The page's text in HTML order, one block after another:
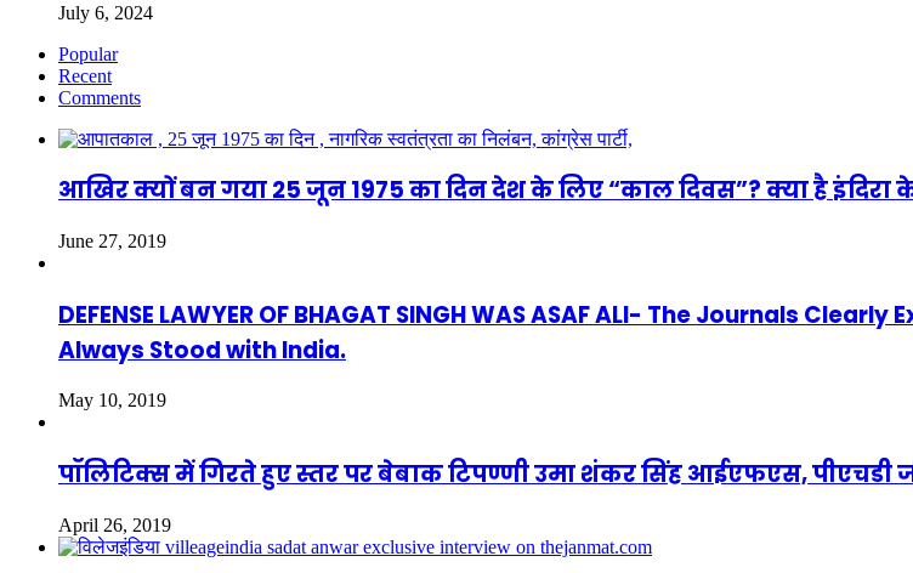
July 6, 2024
Popular
Recent
Comments
आखिर क्यों बन गया 25 जून 1975 का दिन देश के लिए “काल दिवस”? क्या है इंदिरा
June 27, 2019
DEFENSE LAWYER OF BHAGAT SINGH WAS ASAF ALI- The Journals
Always Stood with India.
May 10, 2019
पॉलिटिक्स में गिरते हुए स्तर पर बेबाक टिपण्णी उमा शंकर सिंह आईएफएस, पीएचडी
April 26, 2019